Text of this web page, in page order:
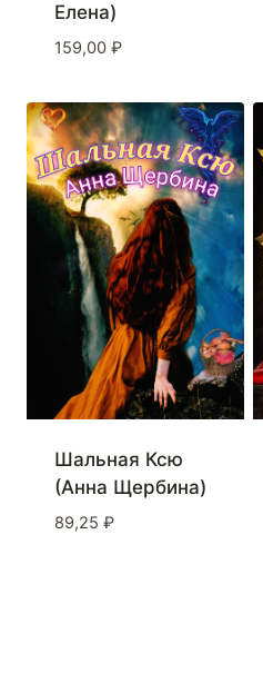
Елена)
159,00 ₽
Шальная Ксю
(Анна Щербина)
89,25 ₽